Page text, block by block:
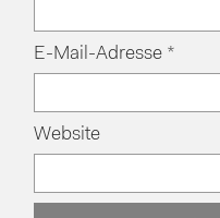
E-Mail-Adresse *
Website